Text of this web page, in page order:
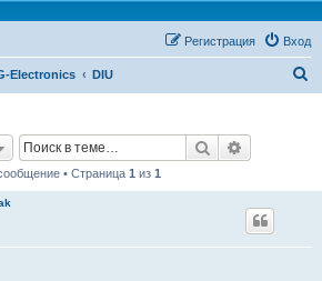
Вход
Регистрация
Electronics DIU
Поиск
• Страница 1 из 1